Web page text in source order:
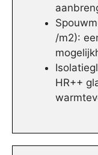
/m2):
HR++